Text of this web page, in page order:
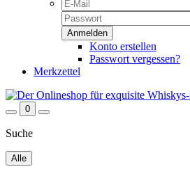
Konto erstellen
Passwort vergessen?
Merkzettel
0
Suche
Alle